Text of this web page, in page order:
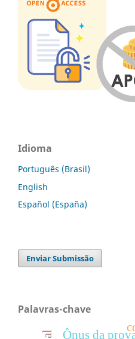
Idioma
Português (Brasil)
English
Español (España)
Enviar Submissão
Palavras-chave
Ônus da